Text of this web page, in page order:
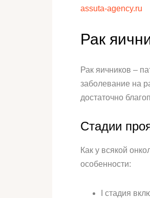
assuta-agency.ru
Рак
Рак яичников –
заболевание на
достаточно
Стадии
Как у всякой
особенности:
I стадия